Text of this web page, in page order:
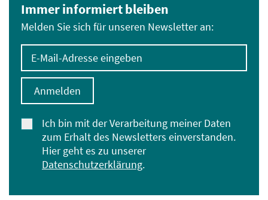
Immer informiert bleiben
Melden Sie sich für unseren Newsletter an:
E-Mail-Adresse eingeben
Ich bin mit der Verarbeitung meiner Daten
zum Erhalt des Newsletters einverstanden.
Hier geht es zu unserer
Datenschutzerklärung.
Anmelden